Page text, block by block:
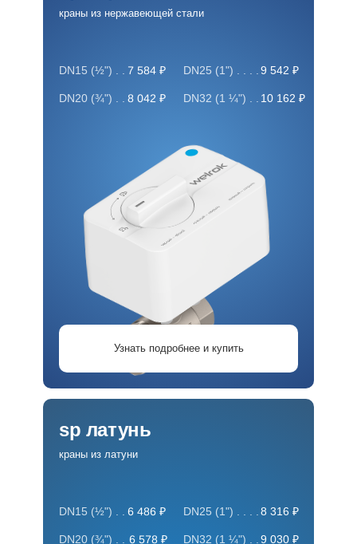
sp латунь
краны из латуни
краны из нержавеющей стали
Узнать подробнее и купить
DN15 (½") . .
DN20 (¾") . .
DN25 (1") . . . .
DN32 (1 ¼") . .
7 584 ₽
8 042 ₽
9 542 ₽
10 162 ₽
DN15 (½") . .
DN20 (¾") . .
DN25 (1") . . . .
DN32 (1 ¼") . .
6 486 ₽
6 578 ₽
8 316 ₽
9 030 ₽